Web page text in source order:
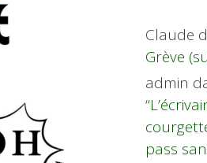
Claude
Grève
admin
pass